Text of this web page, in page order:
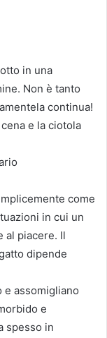
in una
Non è tanto
continua!
e la ciotola
come
in cui un
al piacere. Il
dipende
e assomigliano
e
spesso in